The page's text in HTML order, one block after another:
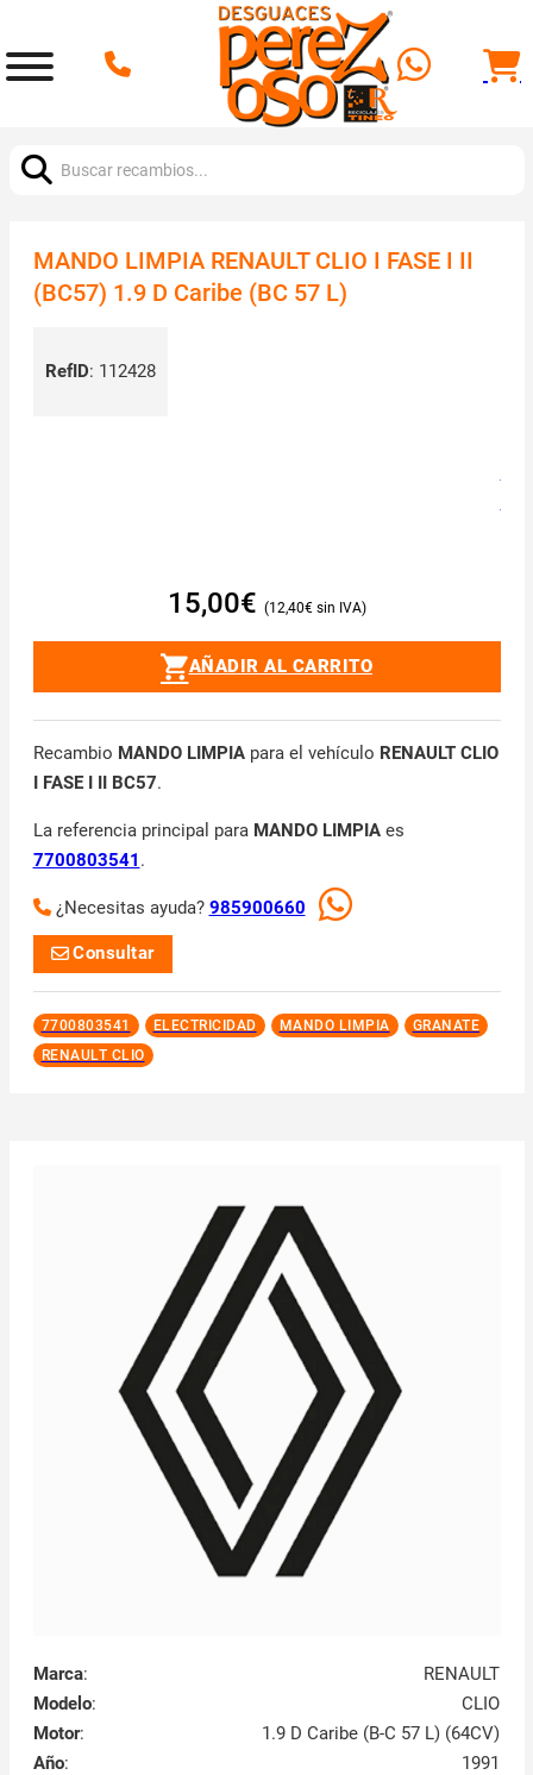
MANDO LIMPIA RENAULT CLIO I FASE I II
(BC57) 1.9 D Caribe (BC 57 L)
RefID: 112428
15,00€ 12,40€
AÑADIR AL CARRITO
Recambio MANDO LIMPIApara el vehículo RENAULT CLIO
I FASE I II BC57.
La referencia principal para MANDO LIMPIAes
7700803541 .
¿Necesitas ayuda? 985900660
Consultar
7700803541 ELECTRICIDAD MANDO LIMPIA
GRANATE
RENAULT CLIO
Marca:
RENAULT
Modelo:
CLIO
Motor:
1.9 D Caribe (B-C 57 L) (64CV)
Año: 1991